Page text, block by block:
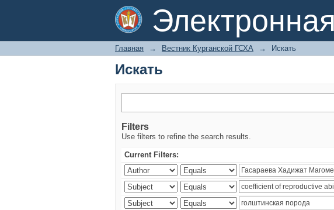
Искать
Главная → Вестник Курганской ГСХА → Искать
Искать
Filters
Use filters to refine the search results.
Current Filters: